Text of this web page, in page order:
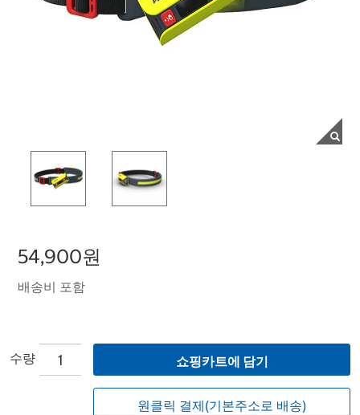
54,900원
배송비 포함
수량 쇼핑카트에 담기
원클릭 결제(기본주소로 배송)